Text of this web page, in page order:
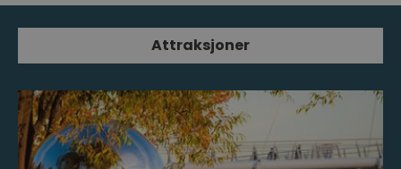
Attraksjoner